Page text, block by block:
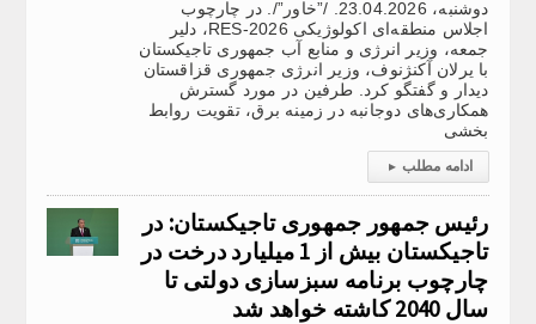
دوشنبه، 23.04.2026. /”خاور”/. در چارچوب
اجلاس منطقه‌ای اکولوژیکی RES-2026، دلیر
جمعه، وزیر انرژی و منابع آب جمهوری تاجیکستان
با یرلان آکنژنوف، وزیر انرژی جمهوری قزاقستان
دیدار و گفتگو کرد. طرفین در مورد گسترش
همکاری‌های دوجانبه در زمینه برق، تقویت روابط
بخشی
ادامه مطلب ▸
رئیس جمهور جمهوری تاجیکستان: در
تاجیکستان بیش از 1 میلیارد درخت در
چارچوب برنامه سبزسازی دولتی تا
سال 2040 کاشته خواهد شد